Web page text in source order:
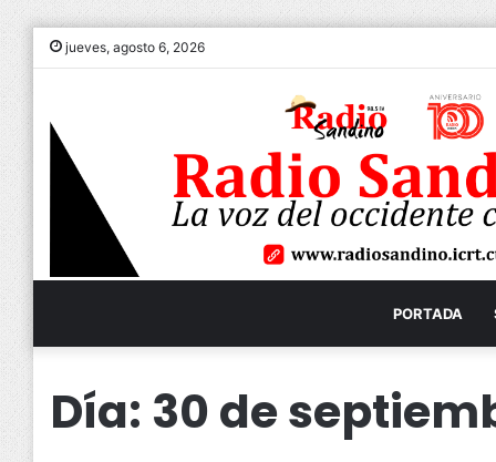
jueves, agosto 6, 2026
PORTADA
Día: 30 de